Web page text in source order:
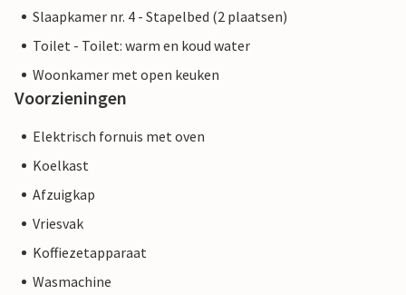
Slaapkamer nr. 4 - Stapelbed (2 plaatsen)
Toilet - Toilet: warm en koud water
Woonkamer met open keuken
Voorzieningen
Elektrisch fornuis met oven
Koelkast
Afzuigkap
Vriesvak
Koffiezetapparaat
Wasmachine